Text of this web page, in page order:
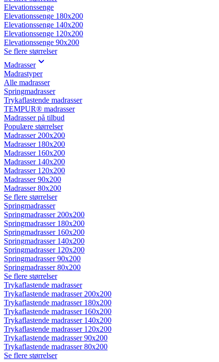
Elevationssenge
Elevationssenge 180x200
Elevationssenge 140x200
Elevationssenge 120x200
Elevationssenge 90x200
Se flere størrelser
Madrasser
Madrastyper
Alle madrasser
Springmadrasser
Trykaflastende madrasser
TEMPUR® madrasser
Madrasser på tilbud
Populære størrelser
Madrasser 200x200
Madrasser 180x200
Madrasser 160x200
Madrasser 140x200
Madrasser 120x200
Madrasser 90x200
Madrasser 80x200
Se flere størrelser
Springmadrasser
Springmadrasser 200x200
Springmadrasser 180x200
Springmadrasser 160x200
Springmadrasser 140x200
Springmadrasser 120x200
Springmadrasser 90x200
Springmadrasser 80x200
Se flere størrelser
Trykaflastende madrasser
Trykaflastende madrasser 200x200
Trykaflastende madrasser 180x200
Trykaflastende madrasser 160x200
Trykaflastende madrasser 140x200
Trykaflastende madrasser 120x200
Trykaflastende madrasser 90x200
Trykaflastende madrasser 80x200
Se flere størrelser